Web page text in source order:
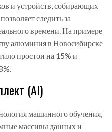
и устройств, собирающих
позволяет следить за
времени. На примере
алюминия в Новосибирске
простои на 15% и
(AI)
машинного обучения,
массивы данных и